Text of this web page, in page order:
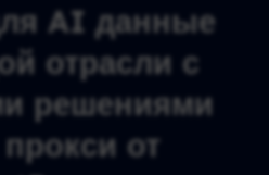
AI данные
отрасли с
решениями
от